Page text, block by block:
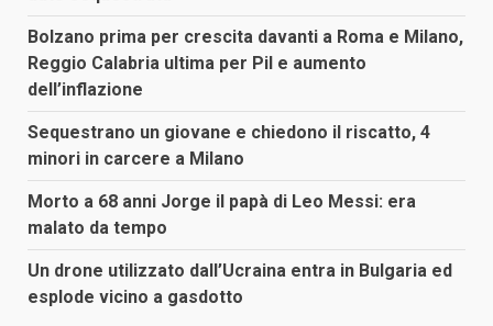
Bolzano prima per crescita davanti a Roma e Milano,
Reggio Calabria ultima per Pil e aumento
dell’inflazione
Sequestrano un giovane e chiedono il riscatto, 4
minori in carcere a Milano
Morto a 68 anni Jorge il papà di Leo Messi: era
malato da tempo
Un drone utilizzato dall’Ucraina entra in Bulgaria ed
esplode vicino a gasdotto